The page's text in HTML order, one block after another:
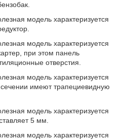
модель характеризуется
модель характеризуется
при этом панель
отверстия.
модель характеризуется
имеют трапециевидную
модель характеризуется
5 мм.
модель характеризуется